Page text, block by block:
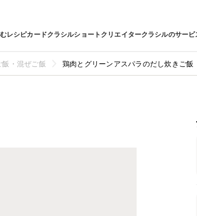
レシピカードクラシルショートクリエイタークラシルのサービ
・混ぜご飯 鶏肉とグリーンアスパラのだし炊きご飯